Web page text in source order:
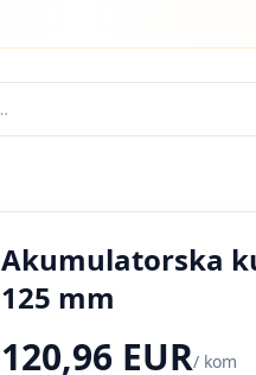
Akumulatorska
125 mm
120,96 EUR/ kom